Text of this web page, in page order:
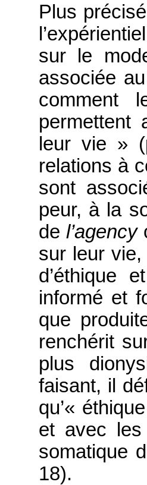
Plus
sur le
associée
comment
permettent
leur vie »
relations à
sont
peur, à la
del’agency
sur leur vie,
d’éthique
informé et
que
renchérit
plus
faisant, il
qu’«
et avec
somatique
18).